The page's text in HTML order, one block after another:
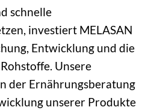
schnelle
investiert MELASAN
Entwicklung und die
Unsere
der Ernährungsberatung
unserer Produkte